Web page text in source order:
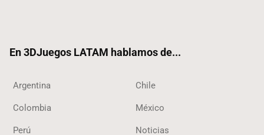
En 3DJuegos LATAM hablamos de...
Argentina Chile
Colombia México
Perú Noticias